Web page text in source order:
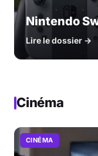
Nintendo
Lire le dossier →
Cinéma
CINÉMA